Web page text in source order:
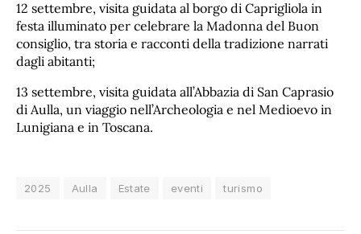
12 settembre, visita guidata al borgo di Caprigliola in
festa illuminato per celebrare la Madonna del Buon
consiglio, tra storia e racconti della tradizione narrati
dagli abitanti;
13 settembre, visita guidata all’Abbazia di San Caprasio
di Aulla, un viaggio nell’Archeologia e nel Medioevo in
Lunigiana e in Toscana.
2025 Aulla Estate eventi turismo